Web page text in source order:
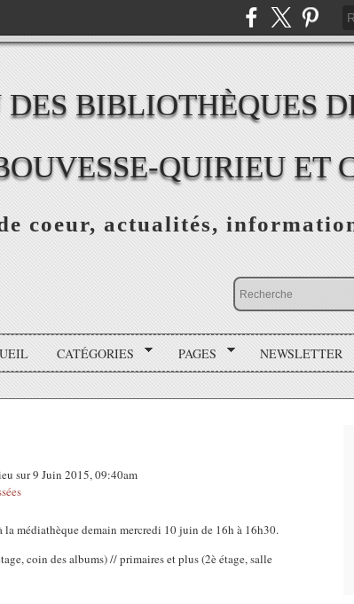
DES BIBLIOTHÈQUES
QUIRIEU ET
coeur, actualités,
CATÉGORIES PAGES NEWSLETTER
sur 9 Juin 2015, 09:40am
la médiathèque demain mercredi 10 juin de 16h à 16h30.
coin des albums) // primaires et plus (2è étage, salle